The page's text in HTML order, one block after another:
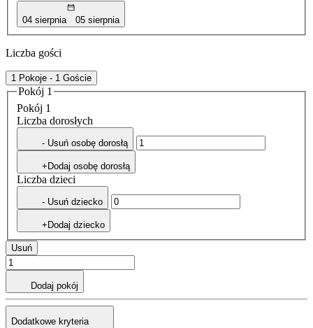
04 sierpnia 05 sierpnia
Liczba gości
1 Pokoje - 1 Goście
Pokój 1
Pokój 1
Liczba dorosłych
- Usuń osobę dorosłą
+Dodaj osobę dorosłą
Liczba dzieci
- Usuń dziecko
+Dodaj dziecko
Usuń
Dodaj pokój
Dodatkowe kryteria